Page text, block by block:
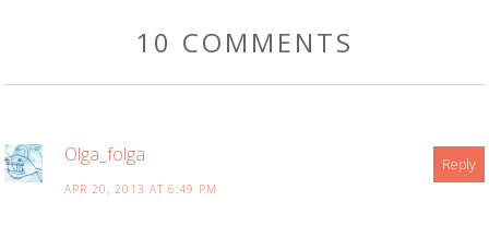
10 COMMENTS
Olga_folga Reply
APR 20, 2013 AT 6:49 PM